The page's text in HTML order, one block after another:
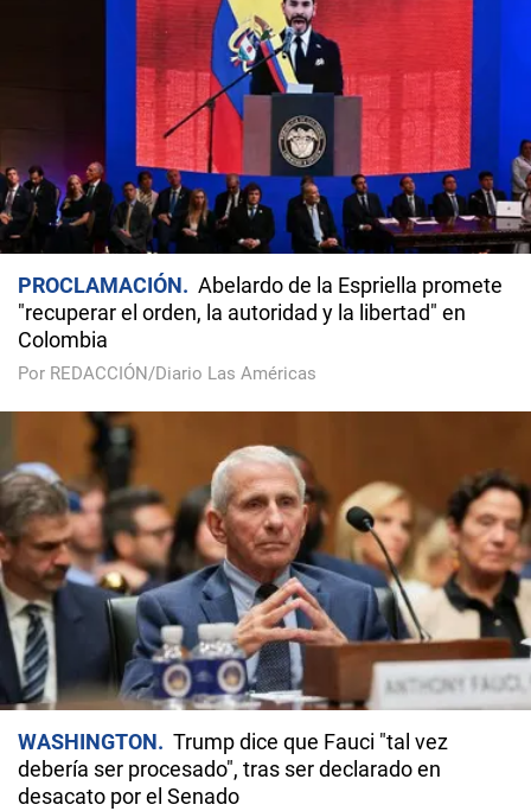
PROCLAMACIÓN
Abelardo de la Espriella promete
"recuperar el orden, la autoridad y la libertad" en
Colombia
Por REDACCIÓN/Diario Las Américas
WASHINGTON
Trump dice que Fauci "tal vez
debería ser procesado", tras ser declarado en
desacato por el Senado